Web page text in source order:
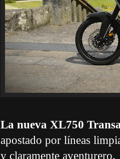
La nueva XL750
apostado por líneas
y claramente aventurero.